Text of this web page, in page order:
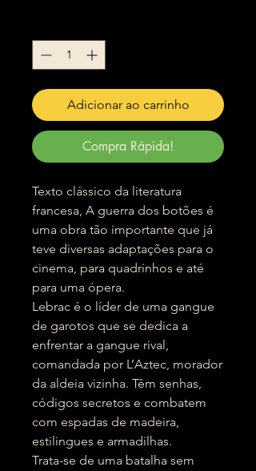
Adicionar ao carrinho
Compra Rápida!
Texto clássico da literatura
francesa, A guerra dos botões é
uma obra tão importante que já
teve diversas adaptações para o
cinema, para quadrinhos e até
para uma ópera.
Lebrac é o líder de uma gangue
de garotos que se dedica a
enfrentar a gangue rival,
comandada por L’Aztec, morador
da aldeia vizinha. Têm senhas,
códigos secretos e combatem
com espadas de madeira,
estilingues e armadilhas.
Trata-se de uma batalha sem